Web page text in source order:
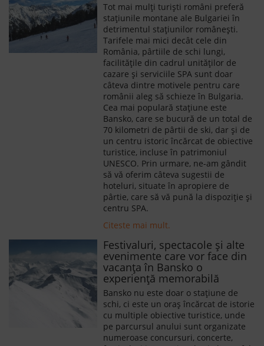
Tot mai mulți turiști români preferă
stațiunile montane ale Bulgariei în
detrimentul stațiunilor românești.
Tarifele mai mici decât cele din
România, pârtiile de schi lungi,
facilitățile din cadrul unităților de
cazare și serviciile SPA sunt doar
câteva dintre motivele pentru care
românii aleg să schieze în Bulgaria.
Cea mai populară stațiune este
Bansko, care se bucură de un total de
70 kilometri de pârtii de ski, dar și de
un centru istoric încărcat de obiective
turistice, incluse în patrimoniul
UNESCO. Prin urmare, ne-am gândit
să vă oferim câteva sugestii de
hoteluri, situate în apropiere de
pârtie, care să vă pună la dispoziție și
centru SPA.
Citeste mai mult.
Festivaluri, spectacole și alte
evenimente care vor face din
vacanța în Bansko o
experiență memorabilă
Bansko nu este doar o stațiune de
schi, ci este un oraș încărcat de istorie
cu multiple obiective turistice, unde
pe parcursul anului sunt organizate
numeroase concursuri, concerte,